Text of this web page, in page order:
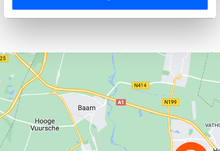
We werken samen met9 derdendie uw gegevens